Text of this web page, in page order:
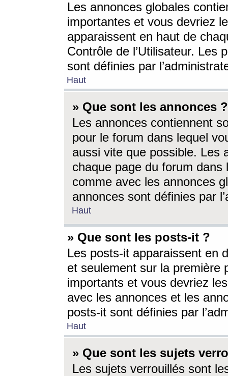
Les annonces globales
importantes et vous devriez
apparaissent en haut de
Contrôle de l’Utilisateur. Les
sont définies par
Haut
» Que sont les annonces ?
Les annonces contiennent
pour le forum dans lequel
aussi vite que possible. Les
chaque page du forum dans
comme avec les annonces
annonces sont définies par
Haut
» Que sont les posts-it ?
Les posts-it apparaissent en
et seulement sur la première
importants et vous devriez
avec les annonces et les
posts-it sont définies par
Haut
» Que sont les sujets
Les sujets verrouillés sont